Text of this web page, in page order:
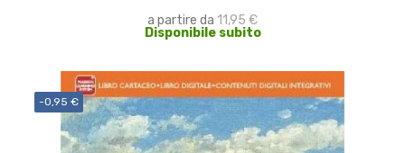
a partire da 11,95 €
Disponibile subito
-0,95 €